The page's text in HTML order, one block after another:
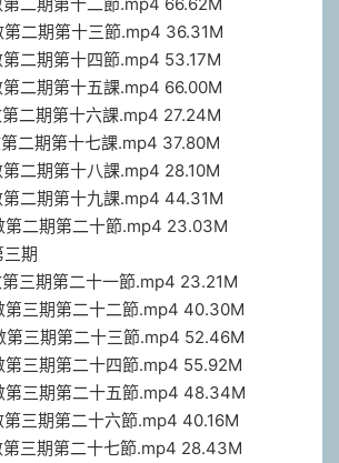
二期第十三節.mp4 36.31M
二期第十四節.mp4 53.17M
二期第十五課.mp4 66.00M
二期第十六課.mp4 27.24M
二期第十七課.mp4 37.80M
二期第十八課.mp4 28.10M
二期第十九課.mp4 44.31M
第二期第二十節.mp4 23.03M
期
三期第二十一節.mp4 23.21M
第三期第二十二節.mp4 40.30M
第三期第二十三節.mp4 52.46M
三期第二十四節.mp4 55.92M
第三期第二十五節.mp4 48.34M
三期第二十六節.mp4 40.16M
三期第二十七節.mp4 28.43M